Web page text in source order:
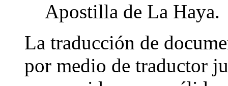
Apostilla de La Haya.
La traducción de
por medio de traductor